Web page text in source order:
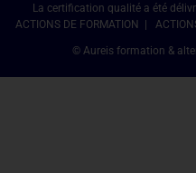
La certification qualité a été
ACTIONS DE FORMATION |
© Aureis formation &